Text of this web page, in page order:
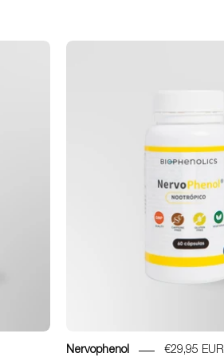
Nervophenol €29,95 EUR